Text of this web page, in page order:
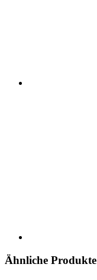
Ähnliche Produkte